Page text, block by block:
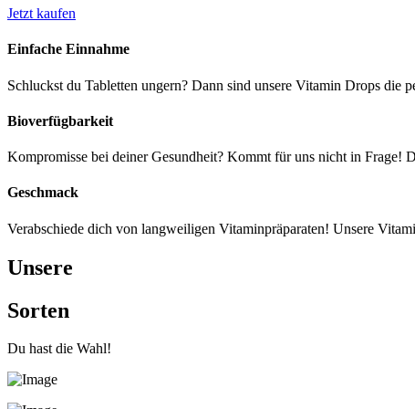
Jetzt kaufen
Einfache Einnahme
Schluckst du Tabletten ungern? Dann sind unsere Vitamin Drops die
Bioverfügbarkeit
Kompromisse bei deiner Gesundheit? Kommt für uns nicht in Frage!
Geschmack
Verabschiede dich von langweiligen Vitaminpräparaten! Unsere
Unsere
Sorten
Du hast die Wahl!